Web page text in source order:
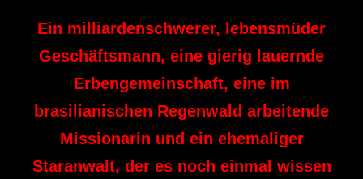
Ein milliardenschwerer, lebensmüder
Geschäftsmann, eine gierig lauernde
Erbengemeinschaft, eine im
brasilianischen Regenwald arbeitende
Missionarin und ein ehemaliger
Staranwalt, der es noch einmal wissen